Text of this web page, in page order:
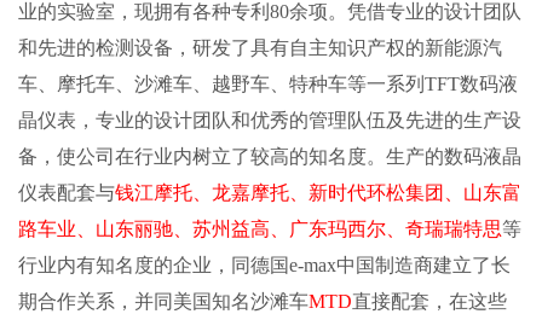
业的实验室，现拥有各种专利80余项。凭借专业的设计团队
和先进的检测设备，研发了具有自主知识产权的新能源汽
车、摩托车、沙滩车、越野车、特种车等一系列TFT数码液
晶仪表，专业的设计团队和优秀的管理队伍及先进的生产设
备，使公司在行业内树立了较高的知名度。生产的数码液晶
仪表配套与钱江摩托、龙嘉摩托、新时代环松集团、山东富
路车业、山东丽驰、苏州益高、广东玛西尔、奇瑞瑞特思等
行业内有知名度的企业，同德国e-max中国制造商建立了长
期合作关系，并同美国知名沙滩车MTD直接配套，在这些